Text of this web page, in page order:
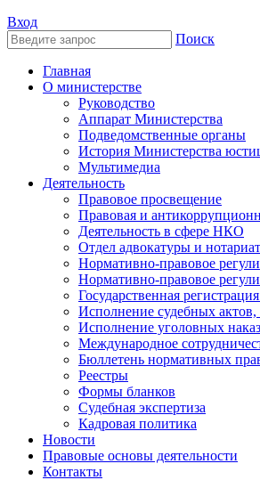
Вход
Поиск
Главная
О министерстве
Руководство
Аппарат Министерства
Подведомственные органы
История Министерства
Мультимедиа
Деятельность
Правовое просвещение
Правовая и
Деятельность в сфере НКО
Отдел адвокатуры и
Нормативно-правовое
Нормативно-правовое
Государственная
Исполнение судебных
Исполнение уголовных
Международное
Бюллетень нормативных
Реестры
Формы бланков
Судебная экспертиза
Кадровая политика
Новости
Правовые основы деятельности
Контакты